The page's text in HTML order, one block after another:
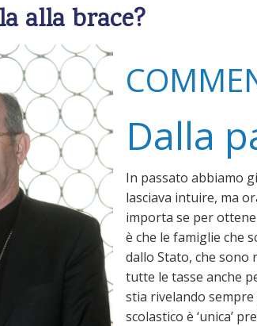
alla brace?
Dalla
In passato abbiamo
lasciava intuire, ma
importa se per
è che le famiglie che
dallo Stato, che sono
tutte le tasse anche
stia rivelando sempre
scolastico è ‘unica’